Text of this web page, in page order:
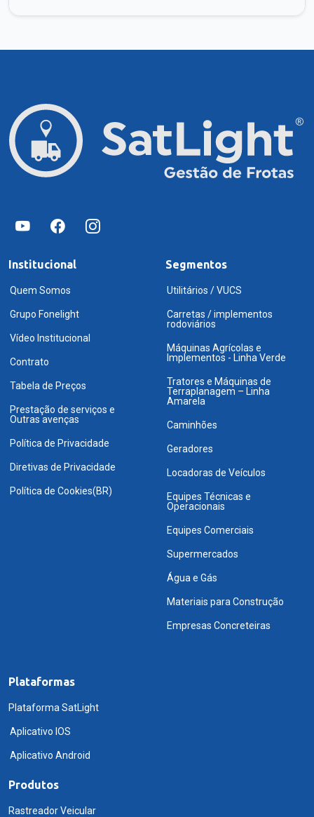
Institucional
Quem Somos
Grupo Fonelight
Vídeo Institucional
Contrato
Tabela de Preços
Prestação de serviços e
Outras avenças
Política de Privacidade
Diretivas de Privacidade
Política de Cookies(BR)
Segmentos
Utilitários / VUCS
Carretas / implementos
rodoviários
Máquinas Agrícolas e
Implementos - Linha Verde
Tratores e Máquinas de
Terraplanagem – Linha
Amarela
Caminhões
Geradores
Locadoras de Veículos
Equipes Técnicas e
Operacionais
Equipes Comerciais
Supermercados
Água e Gás
Materiais para Construção
Empresas Concreteiras
Plataformas
Plataforma SatLight
Aplicativo IOS
Aplicativo Android
Produtos
Rastreador Veicular